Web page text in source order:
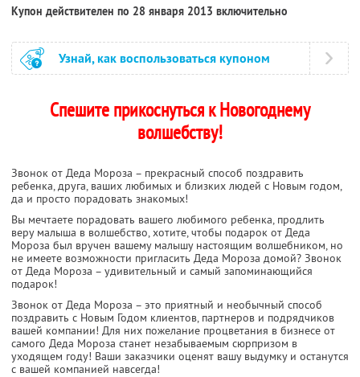
Купон действителен по 28 января 2013 включительно
Узнай, как воспользоваться купоном
Спешите прикоснуться к Новогоднему
волшебству!
Звонок от Деда Мороза – прекрасный способ поздравить
ребенка, друга, ваших любимых и близких людей с Новым годом,
да и просто порадовать знакомых!
Вы мечтаете порадовать вашего любимого ребенка, продлить
веру малыша в волшебство, хотите, чтобы подарок от Деда
Мороза был вручен вашему малышу настоящим волшебником, но
не имеете возможности пригласить Деда Мороза домой? Звонок
от Деда Мороза – удивительный и самый запоминающийся
подарок!
Звонок от Деда Мороза – это приятный и необычный способ
поздравить с Новым Годом клиентов, партнеров и подрядчиков
вашей компании! Для них пожелание процветания в бизнесе от
самого Деда Мороза станет незабываемым сюрпризом в
уходящем году! Ваши заказчики оценят вашу выдумку и останутся
с вашей компанией навсегда!